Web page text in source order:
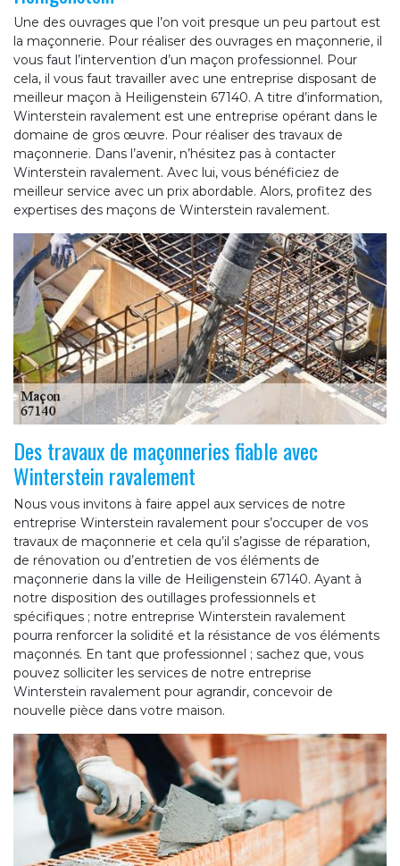
Une des ouvrages que l’on voit presque un peu partout est
la maçonnerie. Pour réaliser des ouvrages en maçonnerie, il
vous faut l’intervention d’un maçon professionnel. Pour
cela, il vous faut travailler avec une entreprise disposant de
meilleur maçon à Heiligenstein 67140. A titre d’information,
Winterstein ravalement est une entreprise opérant dans le
domaine de gros œuvre. Pour réaliser des travaux de
maçonnerie. Dans l’avenir, n’hésitez pas à contacter
Winterstein ravalement. Avec lui, vous bénéficiez de
meilleur service avec un prix abordable. Alors, profitez des
expertises des maçons de Winterstein ravalement.
Des travaux de maçonneries fiable avec
Winterstein ravalement
Nous vous invitons à faire appel aux services de notre
entreprise Winterstein ravalement pour s’occuper de vos
travaux de maçonnerie et cela qu’il s’agisse de réparation,
de rénovation ou d’entretien de vos éléments de
maçonnerie dans la ville de Heiligenstein 67140. Ayant à
notre disposition des outillages professionnels et
spécifiques ; notre entreprise Winterstein ravalement
pourra renforcer la solidité et la résistance de vos éléments
maçonnés. En tant que professionnel ; sachez que, vous
pouvez solliciter les services de notre entreprise
Winterstein ravalement pour agrandir, concevoir de
nouvelle pièce dans votre maison.